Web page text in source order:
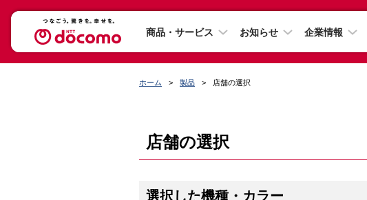
商品・サービス お知らせ 企業情報
ホーム 製品 店舗の選択
店舗の選択
選択した機種・カラー